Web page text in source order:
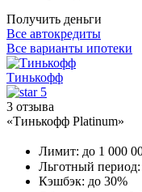
Получить деньги
Все автокредиты
Все варианты ипотеки
Тинькофф
5
3 отзыва
«Тинькофф Platinum»
Лимит: до 1 000
Льготный период:
Кэшбэк: до 30%